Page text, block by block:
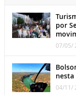
por
07/05/
04/11/